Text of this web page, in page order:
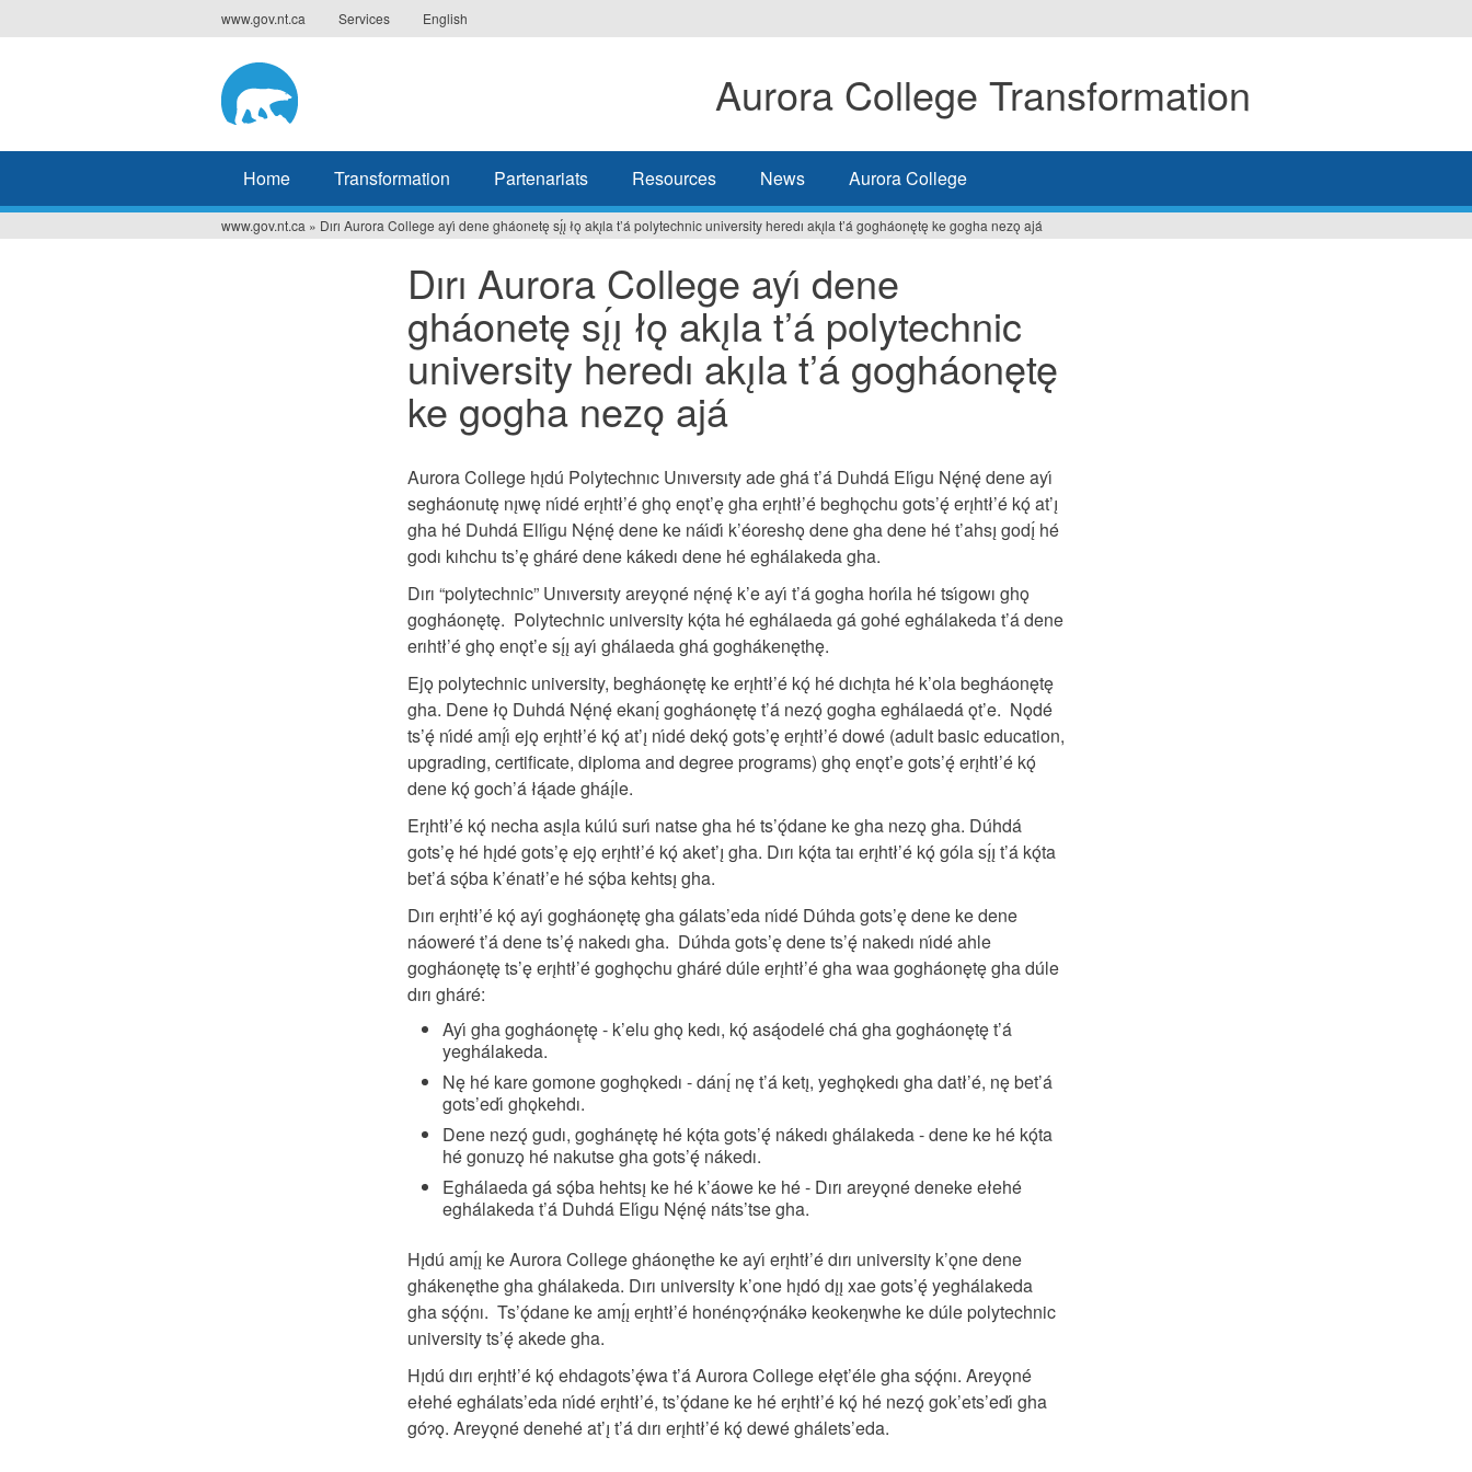
to
www.gov.nt.ca Services English
Aurora College Transformation
Home Transformation Partenariats Resources News Aurora College
www.gov.nt.ca » Dırı Aurora College ayı́ dene gháonetę sı̨́ı̨ łǫ akı̨la t’á polytechnic university heredı akı̨la t’á gogháonętę ke gogha nezǫ ajá
Dırı Aurora College ayı́ dene
gháonetę sı̨́ı̨ łǫ akı̨la t’á polytechnic
university heredı akı̨la t’á gogháonętę
ke gogha nezǫ ajá
Aurora College hı̨dú Polytechnıc Unıversıty ade ghá t’á Duhdá Elı́gu Nę́nę́ dene ayı́
segháonutę nı̨wę nı́dé erı̨htł’é ghǫ enǫt’ę gha erı̨htł’é beghǫchu gots’ę́ erı̨htł’é kǫ́ at’ı̨
gha hé Duhdá Ellı́gu Nę́nę́ dene ke náı́dı́ k’éoreshǫ dene gha dene hé t’ahsı̨ godı̨́ hé
godı kıhchu ts’ę gháré dene kákedı dene hé eghálakeda gha.
Dırı “polytechnic” Unıversıty areyǫné nę́nę́ k’e ayı́ t’á gogha horı́la hé tsı́gowı ghǫ
gogháonętę. Polytechnic university kǫ́ta hé eghálaeda gá gohé eghálakeda t’á dene
erıhtł’é ghǫ enǫt’e sı̨́ı̨ ayı́ ghálaeda ghá goghákenęthę.
Ejǫ polytechnic university, begháonętę ke erı̨htł’é kǫ́ hé dıchı̨ta hé k’ola begháonętę
gha. Dene łǫ Duhdá Nę́nę́ ekanı̨́ gogháonętę t’á nezǫ́ gogha eghálaedá ǫt’e. Nǫdé
ts’ę́ nı́dé amı̨́ı́ ejǫ erı̨htł’é kǫ́ at’ı̨ nı́dé dekǫ́ gots’ę erı̨htł’é dowé (adult basic education,
upgrading, certificate, diploma and degree programs) ghǫ enǫt’e gots’ę́ erı̨htł’é kǫ́
dene kǫ́ goch’á łą́ade gháı̨́le.
Erı̨htł’é kǫ́ necha ası̨la kúlú surı́ natse gha hé ts’ǫ́dane ke gha nezǫ gha. Dúhdá
gots’ę hé hı̨dé gots’ę ejǫ erı̨htł’é kǫ́ aket’ı̨ gha. Dırı kǫ́ta taı erı̨htł’é kǫ́ góla sı̨́ı̨ t’á kǫ́ta
bet’á sǫ́ba k’énatł’e hé sǫ́ba kehtsı̨ gha.
Dırı erı̨htł’é kǫ́ ayı́ gogháonętę gha gálats’eda nı́dé Dúhda gots’ę dene ke dene
náoweré t’á dene ts’ę́ nakedı gha. Dúhda gots’ę dene ts’ę́ nakedı nı́dé ahle
gogháonętę ts’ę erı̨htł’é goghǫchu gháré dúle erı̨htł’é gha waa gogháonętę gha dúle
dırı gháré:
Ayı́ gha gogháonę̨tę - k’elu ghǫ kedı, kǫ́ asą́odelé chá gha gogháonętę t’á
yeghálakeda.
Nę hé kare gomone goghǫkedı - dánı̨́ nę t’á ketı̨, yeghǫkedı gha datł’é, nę bet’á
gots’edı́ ghǫkehdı.
Dene nezǫ́ gudı, goghánętę hé kǫ́ta gots’ę́ nákedı ghálakeda - dene ke hé kǫ́ta
hé gonuzǫ hé nakutse gha gots’ę́ nákedı.
Eghálaeda gá sǫ́ba hehtsı̨ ke hé k’áowe ke hé - Dırı areyǫné deneke ełehé
eghálakeda t’á Duhdá Elı́gu Nę́nę́ náts’tse gha.
Hı̨dú amı̨́ı̨ ke Aurora College gháonęthe ke ayı́ erı̨htł’é dırı university k’ǫne dene
ghákenęthe gha ghálakeda. Dırı university k’one hı̨dó dı̨ı̨ xae gots’ę́ yeghálakeda
gha sǫ́ǫ́nı. Ts’ǫ́dane ke amı̨́ı̨ erı̨htł’é honénǫɂǫ́nákǝ keoken̨whe ke dúle polytechnic
university ts’ę́ akede gha.
Hı̨dú dırı erı̨htł’é kǫ́ ehdagots’ę́wa t’á Aurora College ełęt’éle gha sǫ́ǫ́nı. Areyǫné
ełehé eghálats’eda nı́dé erı̨htł’é, ts’ǫ́dane ke hé erı̨htł’é kǫ́ hé nezǫ́ gok’ets’edı́ gha
góɂǫ. Areyǫné denehé at’ı̨ t’á dırı erı̨htł’é kǫ́ dewé ghálets’eda.